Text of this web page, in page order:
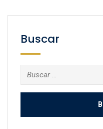
Buscar
Buscar: